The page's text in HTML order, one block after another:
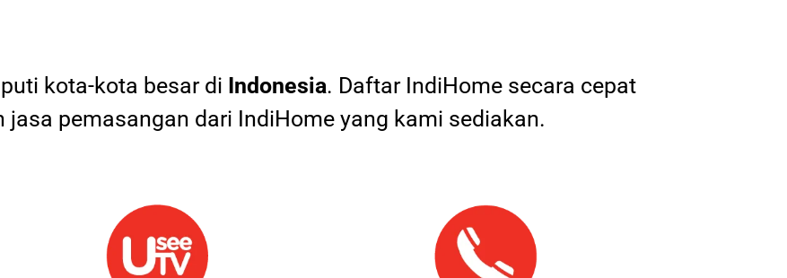
kota-kota besar di Indonesia. Daftar IndiHome secara cepat
pemasangan dari IndiHome yang kami sediakan.